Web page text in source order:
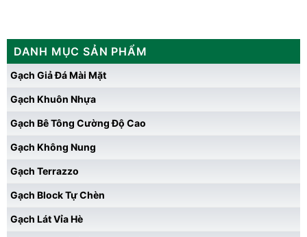
DANH MỤC SẢN PHẨM
Gạch Giả Đá Mài Mặt
Gạch Khuôn Nhựa
Gạch Bê Tông Cường Độ Cao
Gạch Không Nung
Gạch Terrazzo
Gạch Block Tự Chèn
Gạch Lát Vỉa Hè